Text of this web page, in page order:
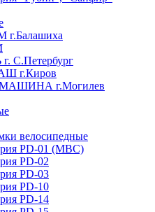
С.Петербург
г.Киров
г.Могилев
велосипедные
PD-01 (МВС)
PD-02
PD-03
PD-10
PD-14